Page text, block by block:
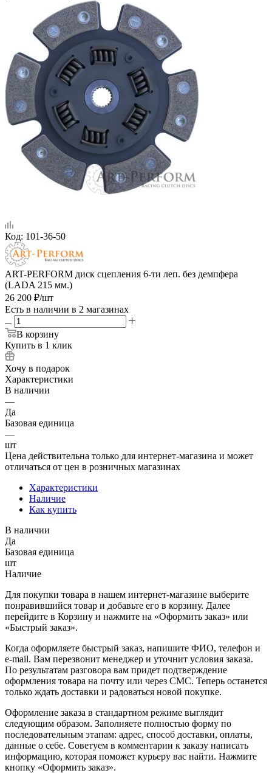
Код: 101-36-50
ART-PERFORM диск сцепления 6-ти леп. без демпфера
(LADA 215 мм.)
26 200 ₽/шт
Есть в наличии в 2 магазинах
В корзину
Купить в 1 клик
Хочу в подарок
Характеристики
В наличии
—
Да
Базовая единица
—
шт
Цена действительна только для интернет-магазина и может
отличаться от цен в розничных магазинах
Характеристики
Наличие
Как купить
В наличии
Да
Базовая единица
шт
Наличие
Для покупки товара в нашем интернет-магазине выберите
понравившийся товар и добавьте его в корзину. Далее
перейдите в Корзину и нажмите на «Оформить заказ» или
«Быстрый заказ».
Когда оформляете быстрый заказ, напишите ФИО, телефон и
e-mail. Вам перезвонит менеджер и уточнит условия заказа.
По результатам разговора вам придет подтверждение
оформления товара на почту или через СМС. Теперь останется
только ждать доставки и радоваться новой покупке.
Оформление заказа в стандартном режиме выглядит
следующим образом. Заполняете полностью форму по
последовательным этапам: адрес, способ доставки, оплаты,
данные о себе. Советуем в комментарии к заказу написать
информацию, которая поможет курьеру вас найти. Нажмите
кнопку «Оформить заказ».